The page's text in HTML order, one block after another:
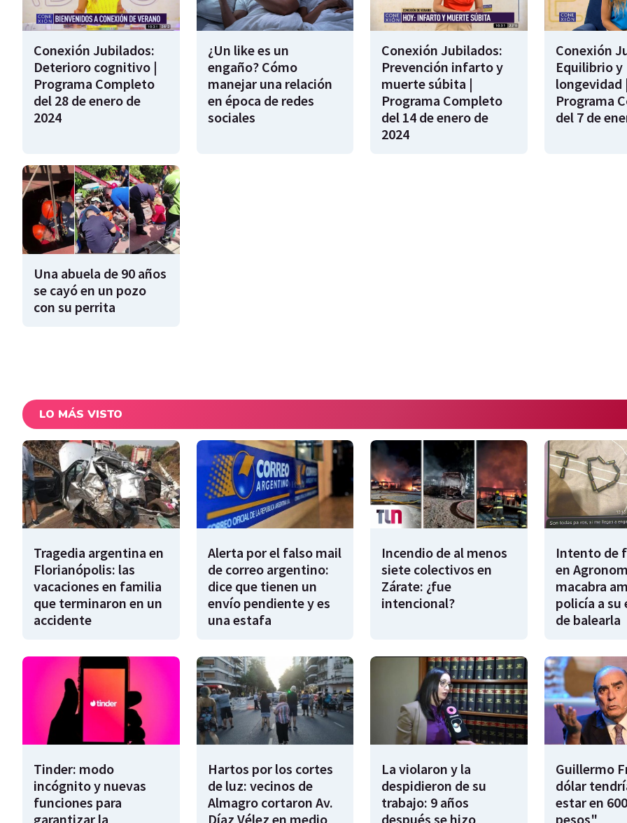
Conexión Jubilados:
Deterioro cognitivo |
Programa Completo
del 28 de enero de
2024
¿Un like es un
engaño? Cómo
manejar una relación
en época de redes
sociales
Conexión Jubilados:
Prevención infarto y
muerte súbita |
Programa Completo
del 14 de enero de
2024
Conexión
Equilibrio y
longevidad
Programa
del 7 de
Una abuela de 90 años
se cayó en un pozo
con su perrita
LO MÁS VISTO
Tragedia argentina en
Florianópolis: las
vacaciones en familia
que terminaron en un
accidente
Alerta por el falso mail
de correo argentino:
dice que tienen un
envío pendiente y es
una estafa
Incendio de al menos
siete colectivos en
Zárate: ¿fue
intencional?
Intento de
en
macabra
policía a su
de balearla
Tinder: modo
incógnito y nuevas
funciones para
garantizar la
Hartos por los cortes
de luz: vecinos de
Almagro cortaron Av.
Díaz Vélez en medio
La violaron y la
despidieron de su
trabajo: 9 años
después se hizo
Guillermo
dólar
estar en
pesos"